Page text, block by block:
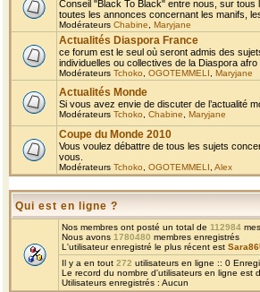
Conseil "Black To Black" entre nous, sur
toutes les annonces concernant les manifs,
Modérateurs Chabine Maryjane
Actualités Diaspora France
ce forum est le seul où seront admis des
individuelles ou collectives de la Diaspora afro
Modérateurs Tchoko OGOTEMMELI Maryjane
Actualités Monde
Si vous avez envie de discuter de l’actualité
Modérateurs Tchoko Chabine Maryjane
Coupe du Monde 2010
Vous voulez débattre de tous les sujets
vous.
Modérateurs Tchoko OGOTEMMELI Alex
Qui est en ligne ?
Nos membres ont posté un total de 112984
Nous avons 1780480 membres enregistrés
L'utilisateur enregistré le plus récent est
Il y a en tout 272 utilisateurs en ligne :: 0
Le record du nombre d'utilisateurs en ligne est
Utilisateurs enregistrés : Aucun